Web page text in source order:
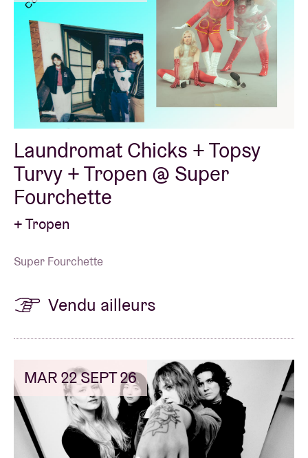
Laundromat Chicks + Topsy
Turvy + Tropen @ Super
Fourchette
+ Tropen
Super Fourchette
Vendu ailleurs
MAR 22 SEPT 26